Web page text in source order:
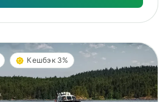
Кешбэк 3%